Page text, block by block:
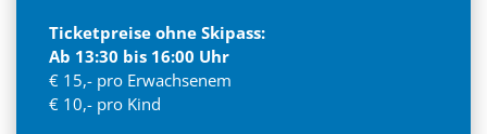
Ticketpreise ohne Skipass:
Ab 13:30 bis 16:00 Uhr
€ 15,- pro Erwachsenem
€ 10,- pro Kind